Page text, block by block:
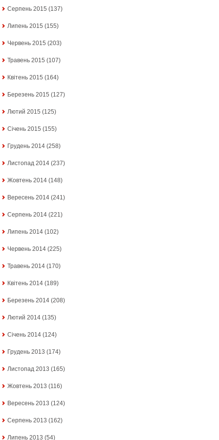
Серпень 2015 (137)
Липень 2015 (155)
Червень 2015 (203)
Травень 2015 (107)
Квітень 2015 (164)
Березень 2015 (127)
Лютий 2015 (125)
Січень 2015 (155)
Грудень 2014 (258)
Листопад 2014 (237)
Жовтень 2014 (148)
Вересень 2014 (241)
Серпень 2014 (221)
Липень 2014 (102)
Червень 2014 (225)
Травень 2014 (170)
Квітень 2014 (189)
Березень 2014 (208)
Лютий 2014 (135)
Січень 2014 (124)
Грудень 2013 (174)
Листопад 2013 (165)
Жовтень 2013 (116)
Вересень 2013 (124)
Серпень 2013 (162)
Липень 2013 (54)